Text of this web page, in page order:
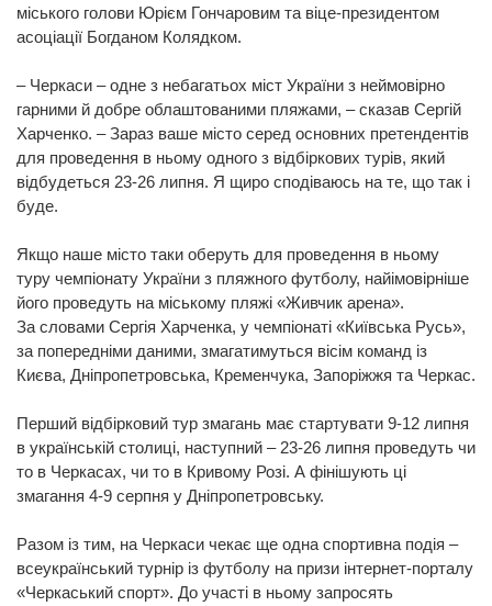
міського голови Юрієм Гончаровим та віце-президентом
асоціації Богданом Колядком.
– Черкаси – одне з небагатьох міст України з неймовірно
гарними й добре облаштованими пляжами, – сказав Сергій
Харченко. – Зараз ваше місто серед основних претендентів
для проведення в ньому одного з відбіркових турів, який
відбудеться 23-26 липня. Я щиро сподіваюсь на те, що так і
буде.
Якщо наше місто таки оберуть для проведення в ньому
туру чемпіонату України з пляжного футболу, найімовірніше
його проведуть на міському пляжі «Живчик арена».
За словами Сергія Харченка, у чемпіонаті «Київська Русь»,
за попередніми даними, змагатимуться вісім команд із
Києва, Дніпропетровська, Кременчука, Запоріжжя та Черкас.
Перший відбірковий тур змагань має стартувати 9-12 липня
в українській столиці, наступний – 23-26 липня проведуть чи
то в Черкасах, чи то в Кривому Розі. А фінішують ці
змагання 4-9 серпня у Дніпропетровську.
Разом із тим, на Черкаси чекає ще одна спортивна подія –
всеукраїнський турнір із футболу на призи інтернет-порталу
«Черкаський спорт». До участі в ньому запросять